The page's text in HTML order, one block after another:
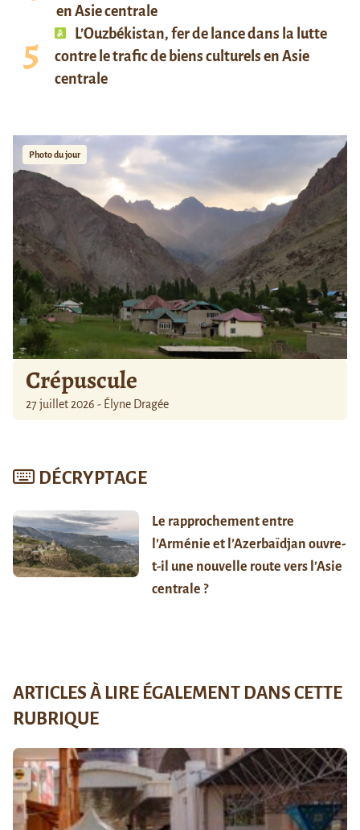
en Asie centrale
L’Ouzbékistan, fer de lance dans la lutte
contre le trafic de biens culturels en Asie
centrale
Photo du jour
Crépuscule
27 juillet 2026 - Élyne Dragée
DÉCRYPTAGE
Le rapprochement entre
l’Arménie et l’Azerbaïdjan ouvre-
t-il une nouvelle route vers l’Asie
centrale ?
ARTICLES À LIRE ÉGALEMENT DANS CETTE
RUBRIQUE